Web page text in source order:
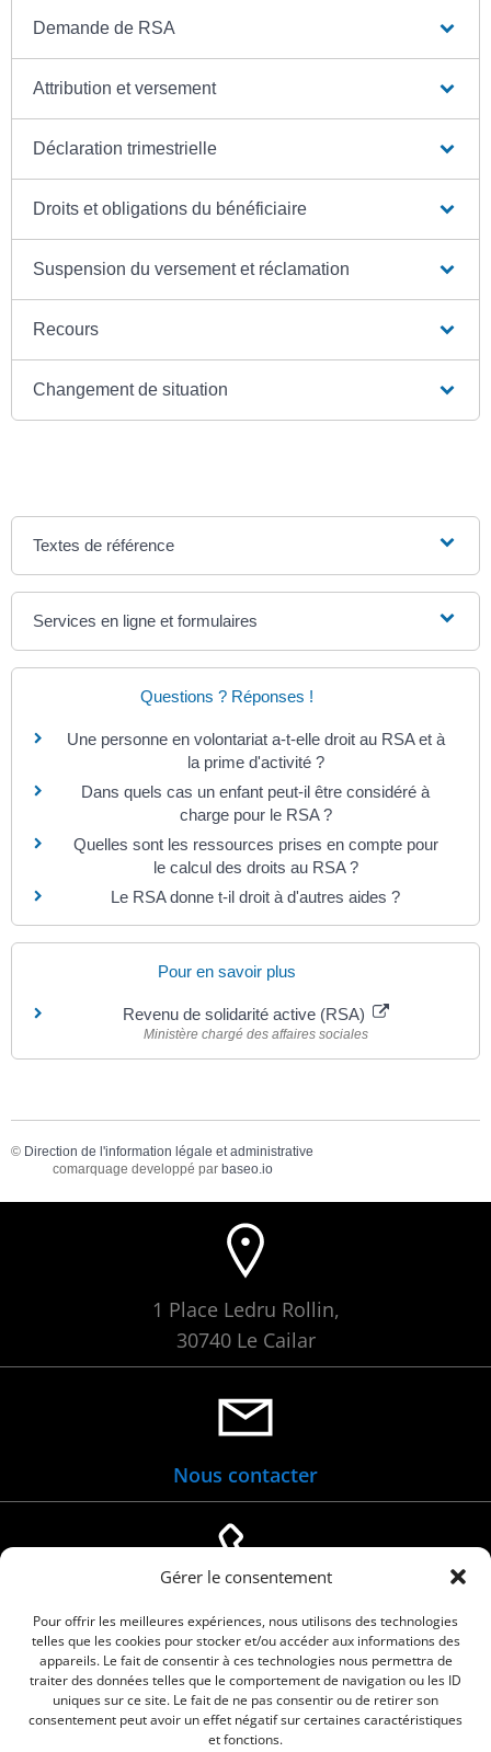
Gérer le consentement
Pour offrir les meilleures expériences, nous utilisons des technologies
telles que les cookies pour stocker et/ou accéder aux informations des
appareils. Le fait de consentir à ces technologies nous permettra de
traiter des données telles que le comportement de navigation ou les ID
uniques sur ce site. Le fait de ne pas consentir ou de retirer son
consentement peut avoir un effet négatif sur certaines caractéristiques
et fonctions.
Demande de RSA
Attribution et versement
Déclaration trimestrielle
Droits et obligations du bénéficiaire
Suspension du versement et réclamation
Recours
Changement de situation
Textes de référence
Services en ligne et formulaires
Questions ? Réponses !
Une personne en volontariat a-t-elle droit au RSA et à
la prime d'activité ?
Dans quels cas un enfant peut-il être considéré à
charge pour le RSA ?
Quelles sont les ressources prises en compte pour
le calcul des droits au RSA ?
Le RSA donne t-il droit à d'autres aides ?
Pour en savoir plus
Revenu de solidarité active (RSA)
Ministère chargé des affaires sociales
© Direction de l'information légale et administrative
comarquage developpé par baseo.io
1 Place Ledru Rollin,
30740 Le Cailar
Nous contacter
04 66 88 01 05